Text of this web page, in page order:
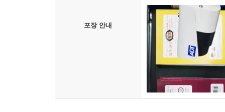
포장 안내